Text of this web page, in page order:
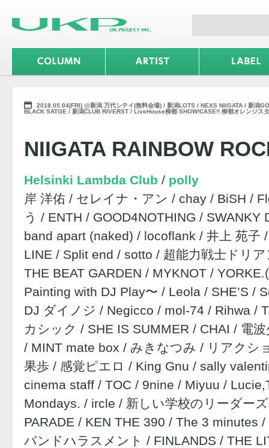
2018.05.04(FRI) @新潟 万代シテイ(無料会場) / 新潟LOTS / NEXS NIIGATA / 新潟
BLACK SATGE / 新潟CLUB RIVERST / LiveHouse柳都 SHOW!CASE!! 柳都オレンジス
NIIGATA RAINBOW
Helsinki Lambda Club
polly
岸 洋佑 / セレイナ・アン / chay / BiSH /
う / ENTH / GOOD4NOTHING / SWANKY
band apart (naked) / locoflank / 井上 苑子
LINE / Split end / sotto / 超能力戦士ドリ
THE BEAT GARDEN / MYKNOT /
Painting with DJ Play〜 / Leola / SHE’S /
DJ ダイノジ / Negicco / mol-74 / Rihwa /
カシック / SHE IS SUMMER / CHAI / 電
/ MINT mate box / みきなつみ / リアクシ
果歩 / 感覚ピエロ / King Gnu / sally
cinema staff / TOC / 9nine / Miyuu /
Mondays. / ircle / 新しい学校のリーダー
PARADE / KEN THE 390 / The 3 minutes
バンドハラスメント / FINLANDS / THE